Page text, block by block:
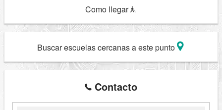
Como llegar
Buscar escuelas cercanas a este punto
Contacto